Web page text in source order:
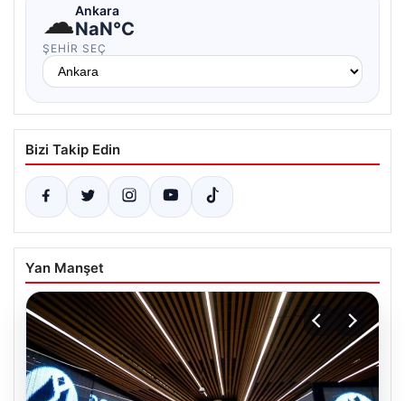
☁Ankara
NaN°C
ŞEHIR SEÇ
Bizi Takip Edin
Yan Manşet